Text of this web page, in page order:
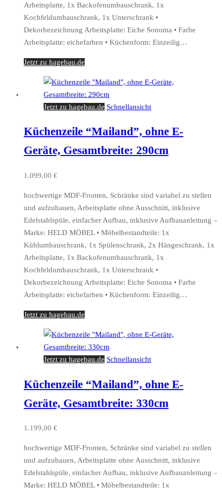
Arbeitsplatte, 1x Backofenumbauschrank, 1x
Kochfeldumbauschrank, 1x Unterschrank •
Dekorbezeichnung Arbeitsplatte: Eiche Sonoma • Farbe
Arbeitsplatte: eichefarben • Küchenform: Einzeilig…
Jetzt zu hagebau.de
Jetzt zu hagebau.de Schnellansicht
Küchenzeile “Mailand”, ohne E-
Geräte, Gesamtbreite: 290cm
1.099,00 €
hochwertige MDF-Fronten, Schränke sind variabel zu stellen
und aufzubauen, Arbeitsplatte ohne Ausschnitt, inklusive
Edelstahlspüle, einfacher Aufbau, inklusive Aufbauanleitung –
Marke: HELD MÖBEL • Möbelbestandteile: 1x
Kühlumbauschrank, 1x Spülenschrank, 2x Hängeschrank, 1x
Arbeitsplatte, 1x Backofenumbauschrank, 1x
Kochfeldumbauschrank, 1x Unterschrank •
Dekorbezeichnung Arbeitsplatte: Eiche Sonoma • Farbe
Arbeitsplatte: eichefarben • Küchenform: Einzeilig…
Jetzt zu hagebau.de
Jetzt zu hagebau.de Schnellansicht
Küchenzeile “Mailand”, ohne E-
Geräte, Gesamtbreite: 330cm
1.199,00 €
hochwertige MDF-Fronten, Schränke sind variabel zu stellen
und aufzubauen, Arbeitsplatte ohne Ausschnitt, inklusive
Edelstahlspüle, einfacher Aufbau, inklusive Aufbauanleitung –
Marke: HELD MÖBEL • Möbelbestandteile: 1x